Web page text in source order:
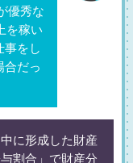
優秀な
を稼い
事をし
合だっ
に形成した財産
割合」で財産分